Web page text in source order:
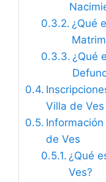
¿Qué
¿Qué
Villa de Ves
de Ves
¿Qué
Ves?